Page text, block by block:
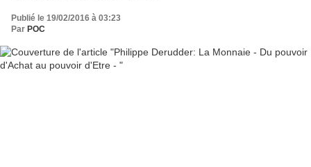
Publié le 19/02/2016 à 03:23
Par POC